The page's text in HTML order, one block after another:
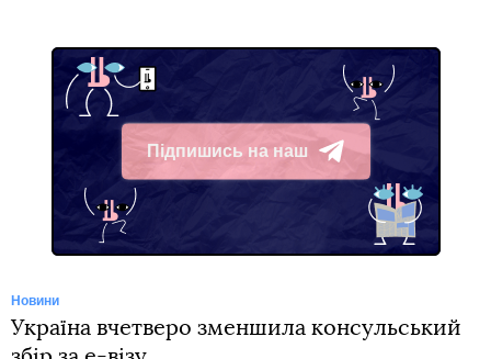
Підпишись на наш
Telegram
Новини
Україна вчетверо зменшила консульський